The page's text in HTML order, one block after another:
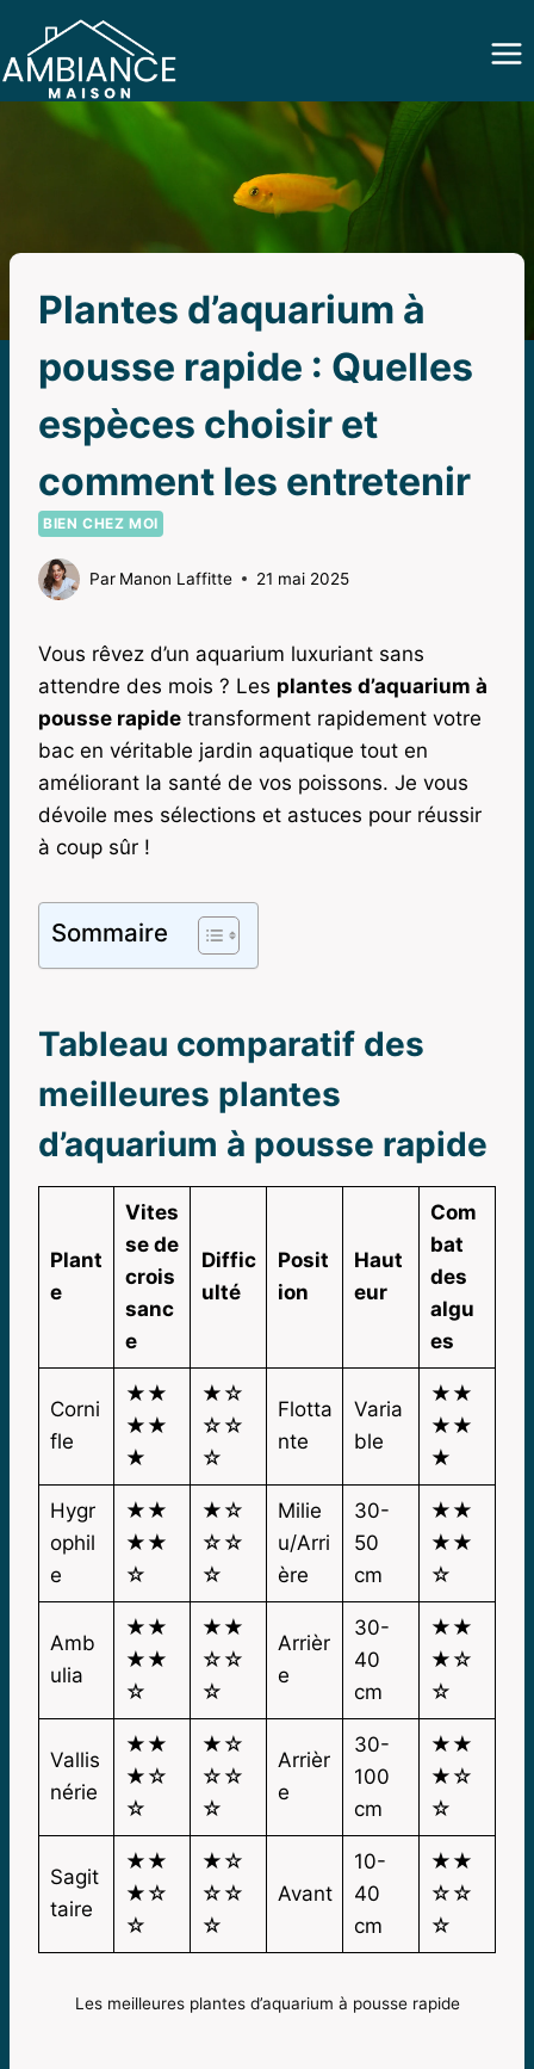
contenu
Plantes d’aquarium à
pousse rapide : Quelles
espèces choisir et
comment les entretenir
BIEN CHEZ MOI
Par Manon Laffitte 21 mai 2025
Vous rêvez d’un aquarium luxuriant sans
attendre des mois ? Les plantes d’aquarium à
pousse rapide transforment rapidement votre
bac en véritable jardin aquatique tout en
améliorant la santé de vos poissons. Je vous
dévoile mes sélections et astuces pour réussir
à coup sûr !
Sommaire
Tableau comparatif des
meilleures plantes
d’aquarium à pousse rapide
Plant
e
Vites
se de
crois
sanc
e
Diffic
ulté
Posit
ion
Haut
eur
Com
bat
des
algu
es
Corni
fle
★★
★★
★
★☆
☆☆
☆
Flotta
nte
Varia
ble
★★
★★
★
Hygr
ophil
e
★★
★★
☆
★☆
☆☆
☆
Milie
u/Arri
ère
30-
50
cm
★★
★★
☆
Amb
ulia
★★
★★
☆
★★
☆☆
☆
Arrièr
e
30-
40
cm
★★
★☆
☆
Vallis
nérie
★★
★☆
☆
★☆
☆☆
☆
Arrièr
e
30-
100
cm
★★
★☆
☆
Sagit
taire
★★
★☆
☆
★☆
☆☆
☆
Avant
10-
40
cm
★★
☆☆
☆
Les meilleures plantes d’aquarium à pousse rapide